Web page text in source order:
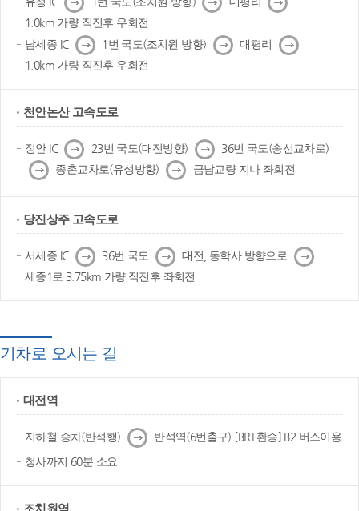
음
음
음
1.0km 가량 직진후 우회전
남세종 IC 다
음
1번 국도(조치원 방향) 다
음
대평리
다
음
1.0km 가량 직진후 우회전
천안논산 고속도로
정안 IC 다
음
23번 국도(대전방향) 다
음
36번 국도(송선교차로)
다
음
종촌교차로(유성방향) 다
음
금남교량 지나 좌회전
당진상주 고속도로
서세종 IC 다
음
36번 국도 다
음
대전, 동학사 방향으로 다
음
세종1로 3.75km 가량 직진후 좌회전
기차로 오시는 길
대전역
지하철 승차(반석행) 다
음
반석역(6번출구) [BRT환승] B2 버스이용
청사까지 60분 소요